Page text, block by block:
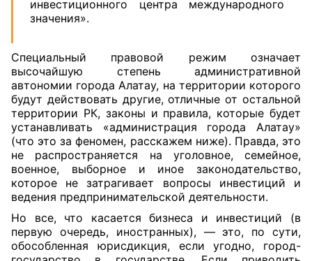
инвестиционного центра международного
значения».
Специальный правовой режим означает
высочайшую степень административной
автономии города Алатау, на территории которого
будут действовать другие, отличные от остальной
территории РК, законы и правила, которые будет
устанавливать «администрация города Алатау»
(что это за феномен, расскажем ниже). Правда, это
не распространяется на уголовное, семейное,
военное, выборное и иное законодательство,
которое не затрагивает вопросы инвестиций и
ведения предпринимательской деятельности.
Но все, что касается бизнеса и инвестиций (в
первую очередь, иностранных), — это, по сути,
обособленная юрисдикция, если угодно, город-